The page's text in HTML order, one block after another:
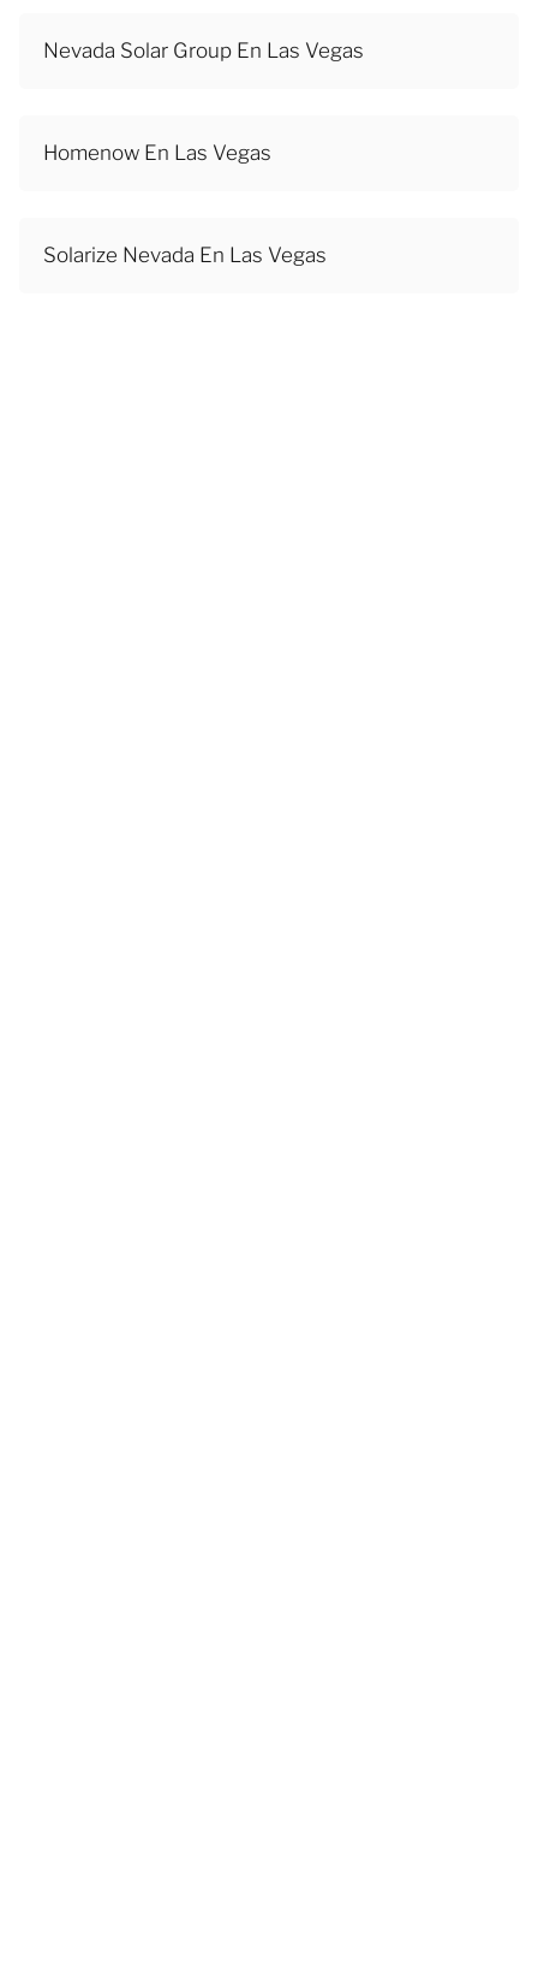
Nevada Solar Group En Las Vegas
Homenow En Las Vegas
Solarize Nevada En Las Vegas